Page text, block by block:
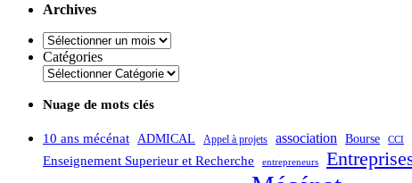
Archives
Archives
Catégories
Nuage de mots clés
10 ans mécénat ADMICAL Appel à projets association Bourse CCI
Enseignement Superieur et Recherche entrepreneurs